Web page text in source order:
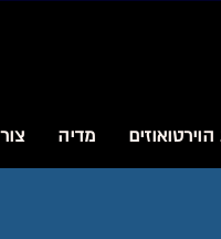
מדיה